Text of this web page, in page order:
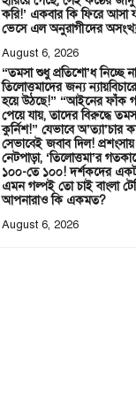
করি!’ একবার কি ফিরে আসা
ভেসে এল অনুরাগীদের
August 6, 2026
“তমসা শুধু প্রতিশো’ধ নিচ্ছে
তিলোত্তমাদের জন্য
হয়ে উঠছে!” “আইনের ফাঁক
পেয়ে যায়, তাদের বিরুদ্ধে
কুর্নিশ!” যেভাবে অ’ত্যা’চার
সেভাবেই জবাব দিল!
নেটপাড়া, ‘তিলোত্তমা’র
১০০-তে ১০০! দর্শকদের
এমন গল্পই তো চাই বাংলা
আপনারাও কি একমত?
August 6, 2026